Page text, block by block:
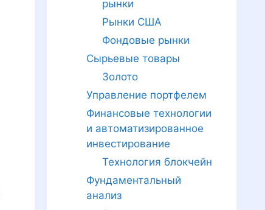
рынки
Рынки США
Фондовые рынки
Сырьевые товары
Золото
Управление портфелем
Финансовые технологии
и автоматизированное
инвестирование
Технология блокчейн
Фундаментальный
анализ